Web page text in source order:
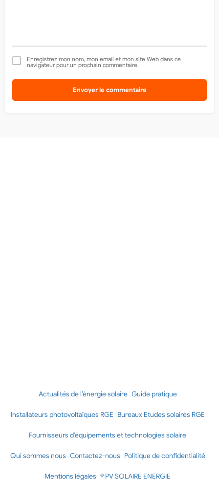
Enregistrez mon nom, mon email et mon site Web dans ce
navigateur pour un prochain commentaire.
Envoyer le commentaire
Actualités de l’énergie solaire Guide pratique
Installateurs photovoltaïques RGE Bureaux Etudes solaires RGE
Fournisseurs d’équipements et technologies solaire
Qui sommes nous Contactez-nous Politique de confidentialité
Mentions légales © PV SOLAIRE ENERGIE